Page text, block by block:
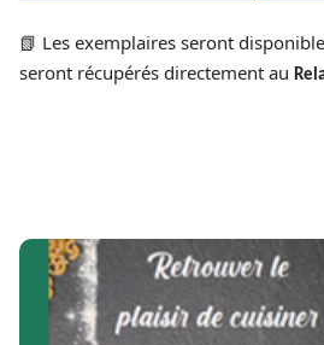
📗 Les exemplaires seront
seront récupérés directement au